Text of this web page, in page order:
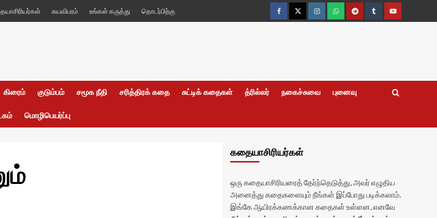
சுயவிபரம் உங்கள் கருத்து தொடர்பிற்கு
FacebookTwitterInstagramWhatsappTelegramTumblrYouTube
கிரைம் குடும்பம் சமூக நீதி சரித்திரக் கதை சுட்டிக் கதைகள் த்ரில்லர் நகைச்சுவை புனைவு
மொழிபெயர்ப்பு
கதையாசிரியர்கள்
ஒரு கதையாசிரியரைத் தேர்ந்தெடுத்து, அவர் எழுதிய
அனைத்து கதைகளையும் நீங்கள் இப்போது படிக்கலாம்.
இங்கே ஆயிரக்கணக்கான கதைகள் உள்ளன, எனவே